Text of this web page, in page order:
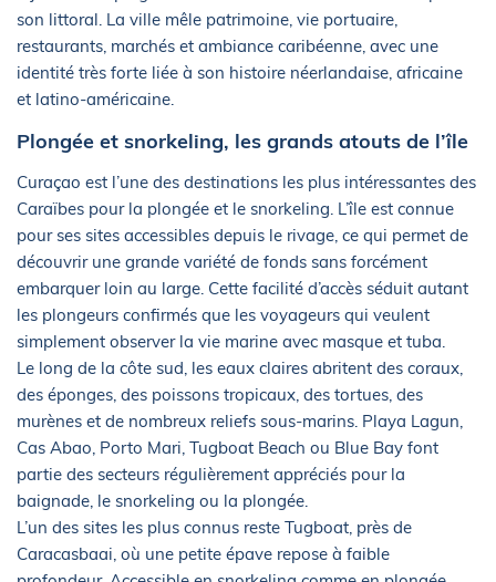
son littoral. La ville mêle patrimoine, vie portuaire,
restaurants, marchés et ambiance caribéenne, avec une
identité très forte liée à son histoire néerlandaise, africaine
et latino-américaine.
Plongée et snorkeling, les grands atouts de l’île
Curaçao est l’une des destinations les plus intéressantes des
Caraïbes pour la plongée et le snorkeling. L’île est connue
pour ses sites accessibles depuis le rivage, ce qui permet de
découvrir une grande variété de fonds sans forcément
embarquer loin au large. Cette facilité d’accès séduit autant
les plongeurs confirmés que les voyageurs qui veulent
simplement observer la vie marine avec masque et tuba.
Le long de la côte sud, les eaux claires abritent des coraux,
des éponges, des poissons tropicaux, des tortues, des
murènes et de nombreux reliefs sous-marins. Playa Lagun,
Cas Abao, Porto Mari, Tugboat Beach ou Blue Bay font
partie des secteurs régulièrement appréciés pour la
baignade, le snorkeling ou la plongée.
L’un des sites les plus connus reste Tugboat, près de
Caracasbaai, où une petite épave repose à faible